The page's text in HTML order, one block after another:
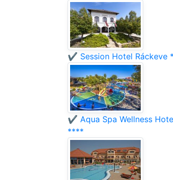
✔️ Session Hotel Ráckeve
✔️ Aqua Spa Wellness
****